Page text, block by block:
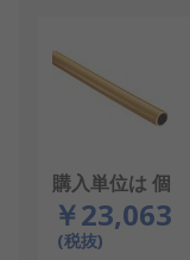
購入単位は 個
￥23,063
(税抜)